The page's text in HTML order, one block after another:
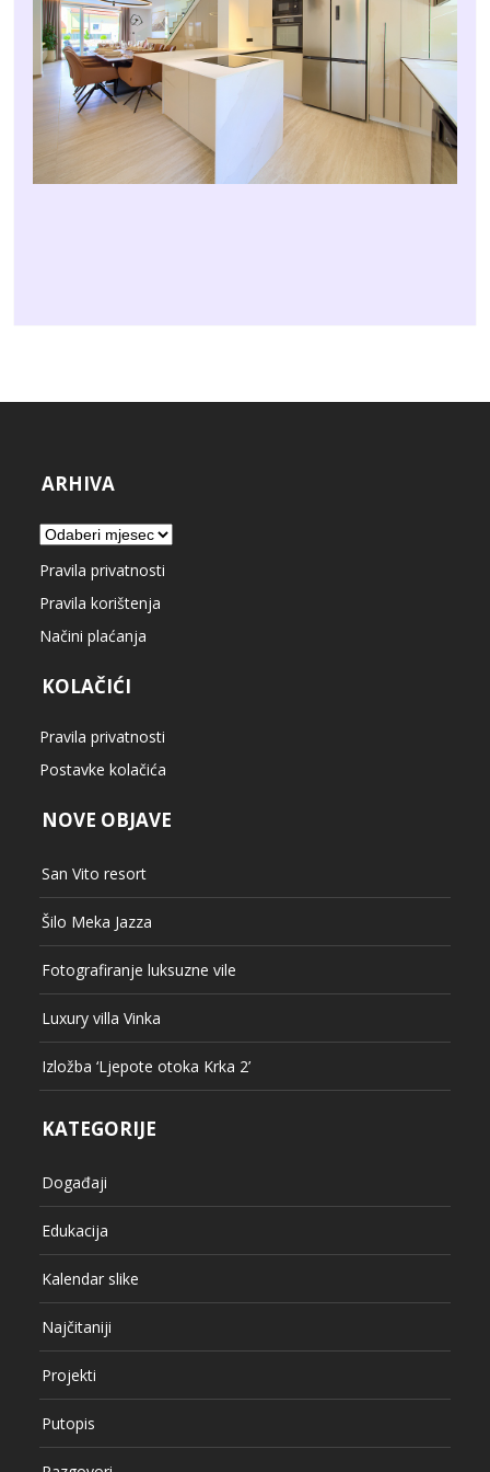
ARHIVA
Arhiva
Pravila privatnosti
Pravila korištenja
Načini plaćanja
KOLAČIĆI
Pravila privatnosti
Postavke kolačića
NOVE OBJAVE
San Vito resort
Šilo Meka Jazza
Fotografiranje luksuzne vile
Luxury villa Vinka
Izložba ‘Ljepote otoka Krka 2’
KATEGORIJE
Događaji
Edukacija
Kalendar slike
Najčitaniji
Projekti
Putopis